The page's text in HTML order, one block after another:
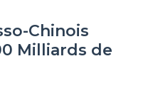
Chinois
Milliards de